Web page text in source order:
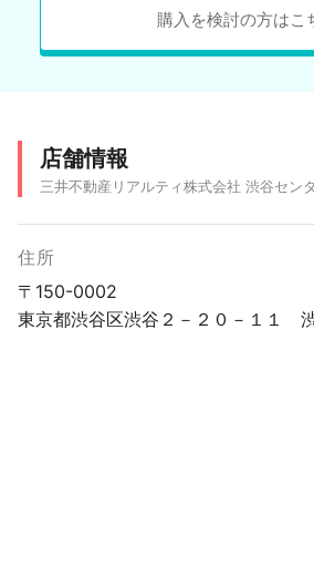
購入を検討の方はこ
店舗情報
三井不動産リアルティ株式会社 渋谷セン
住所
〒150-0002
東京都渋谷区渋谷２－２０－１１